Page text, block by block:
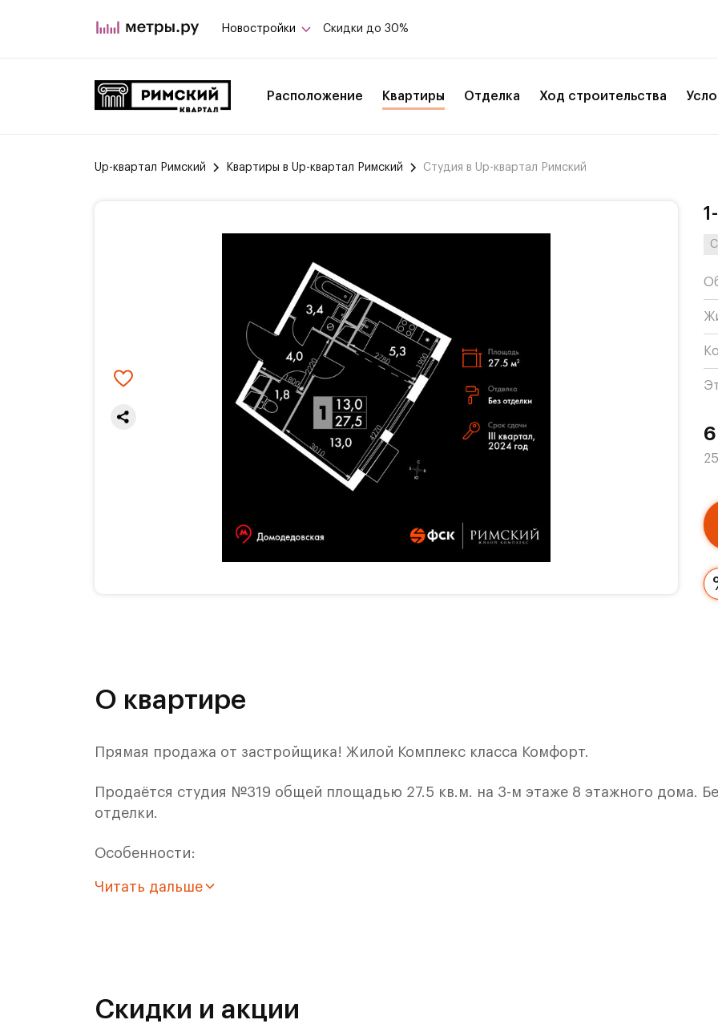
Новостройки Скидки до 30%
Расположение Квартиры Отделка Ход строительства
Up-квартал Римский Квартиры в Up-квартал Римский Студия в Up-квартал Римский
О квартире
Прямая продажа от застройщика! Жилой Комплекс класса Комфорт.
Продаётся студия №319 общей площадью 27.5 кв.м. на 3-м этаже 8 этажного дома.
отделки.
Особенности:
- Квартира с увеличенным числом окон. Максимум солнца в вашем доме
Расположение комплекса:
Читать дальше
Скидки и акции